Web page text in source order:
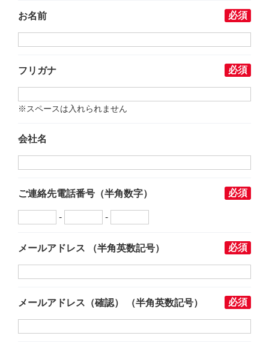
お名前 必須
フリガナ 必須
※スペースは入れられません
会社名
ご連絡先電話番号 （半角数字） 必須
- -
メールアドレス （半角英数記号） 必須
メールアドレス （確認） （半角英数記号） 必須